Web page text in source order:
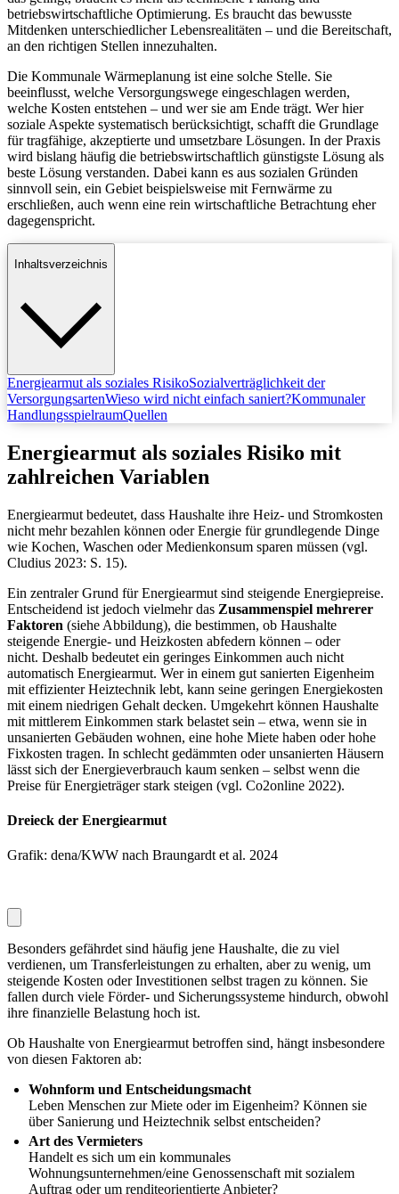
betriebswirtschaftliche Optimierung. Es braucht das bewusste
Mitdenken unterschiedlicher Lebensrealitäten – und die Bereitschaft,
an den richtigen Stellen innezuhalten.
Die Kommunale Wärmeplanung ist eine solche Stelle. Sie
beeinflusst, welche Versorgungswege eingeschlagen werden,
welche Kosten entstehen – und wer sie am Ende trägt. Wer hier
soziale Aspekte systematisch berücksichtigt, schafft die Grundlage
für tragfähige, akzeptierte und umsetzbare Lösungen. In der Praxis
wird bislang häufig die betriebswirtschaftlich günstigste Lösung als
beste Lösung verstanden. Dabei kann es aus sozialen Gründen
sinnvoll sein, ein Gebiet beispielsweise mit Fernwärme zu
erschließen, auch wenn eine rein wirtschaftliche Betrachtung eher
dagegenspricht.
Inhaltsverzeichnis
Energiearmut als soziales RisikoSozialverträglichkeit der
VersorgungsartenWieso wird nicht einfach saniert?Kommunaler
HandlungsspielraumQuellen
Energiearmut als soziales Risiko mit
zahlreichen Variablen
Energiearmut bedeutet, dass Haushalte ihre Heiz- und Stromkosten
nicht mehr bezahlen können oder Energie für grundlegende Dinge
wie Kochen, Waschen oder Medienkonsum sparen müssen (vgl.
Cludius 2023: S. 15).
Ein zentraler Grund für Energiearmut sind steigende Energiepreise.
Entscheidend ist jedoch vielmehr das Zusammenspiel mehrerer
Faktoren (siehe Abbildung), die bestimmen, ob Haushalte
steigende Energie- und Heizkosten abfedern können – oder
nicht. Deshalb bedeutet ein geringes Einkommen auch nicht
automatisch Energiearmut. Wer in einem gut sanierten Eigenheim
mit effizienter Heiztechnik lebt, kann seine geringen Energiekosten
mit einem niedrigen Gehalt decken. Umgekehrt können Haushalte
mit mittlerem Einkommen stark belastet sein – etwa, wenn sie in
unsanierten Gebäuden wohnen, eine hohe Miete haben oder hohe
Fixkosten tragen. In schlecht gedämmten oder unsanierten Häusern
lässt sich der Energieverbrauch kaum senken – selbst wenn die
Preise für Energieträger stark steigen (vgl. Co2online 2022).
Dreieck der Energiearmut
Grafik: dena/KWW nach Braungardt et al. 2024
Besonders gefährdet sind häufig jene Haushalte, die zu viel
verdienen, um Transferleistungen zu erhalten, aber zu wenig, um
steigende Kosten oder Investitionen selbst tragen zu können. Sie
fallen durch viele Förder- und Sicherungssysteme hindurch, obwohl
ihre finanzielle Belastung hoch ist.
Ob Haushalte von Energiearmut betroffen sind, hängt insbesondere
von diesen Faktoren ab:
Wohnform und Entscheidungsmacht
Leben Menschen zur Miete oder im Eigenheim? Können sie
über Sanierung und Heiztechnik selbst entscheiden?
Art des Vermieters
Handelt es sich um ein kommunales
Wohnungsunternehmen/eine Genossenschaft mit sozialem
Auftrag oder um renditeorientierte Anbieter?